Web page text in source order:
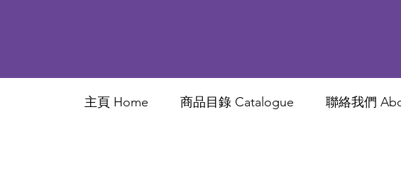
主頁 Home 商品目錄 ​Catalogue 聯絡我們